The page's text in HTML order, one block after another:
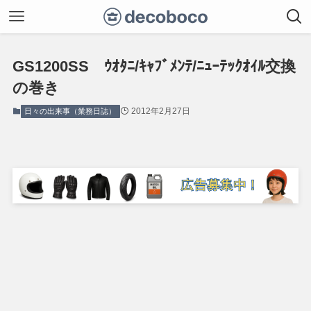
GS1200SS ｳｵﾀﾆ/ｷｬﾌﾞﾒﾝﾃ/ﾆｭｰﾃｯｸｵｲﾙ交換
の巻き
日々の出来事（業務日誌） 2012年2月27日